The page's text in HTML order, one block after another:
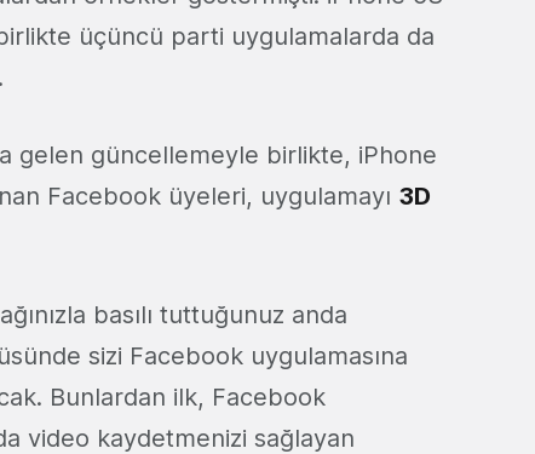
üçüncü parti uygulamalarda da
gelen güncellemeyle birlikte, iPhone
Facebook üyeleri, uygulamayı 3D
basılı tuttuğunuz anda
sizi Facebook uygulamasına
Bunlardan ilk, Facebook
video kaydetmenizi sağlayan